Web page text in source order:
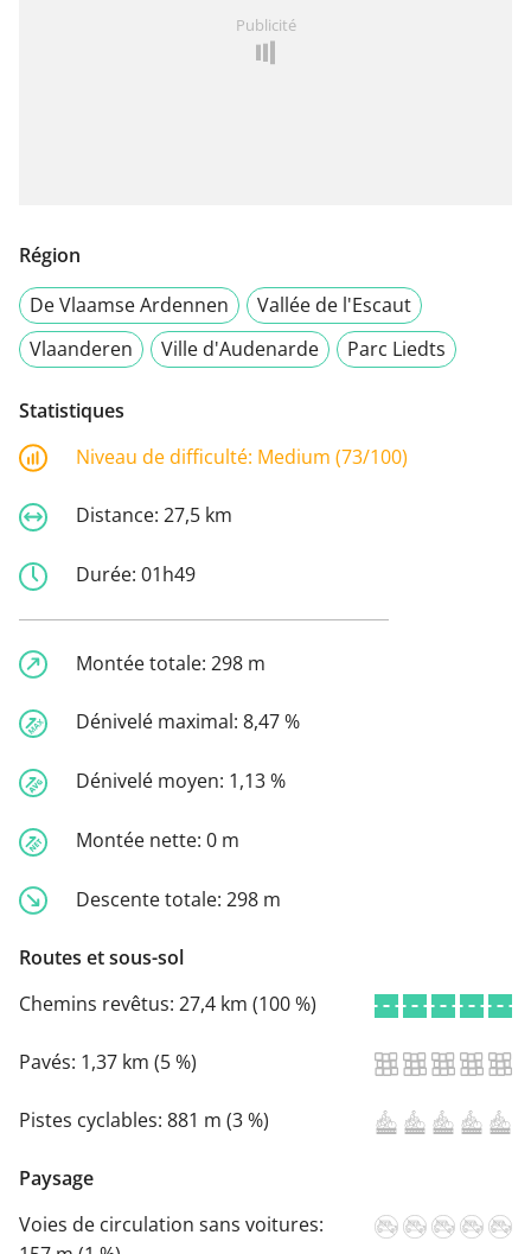
Publicité
Région
De Vlaamse Ardennen
Vallée de l'Escaut
Vlaanderen
Ville d'Audenarde Parc Liedts
Statistiques
Niveau de difficulté: Medium (73/100)
Distance: 27,5 km
Durée: 01h49
Montée totale: 298 m
Dénivelé maximal: 8,47 %
Dénivelé moyen: 1,13 %
Montée nette: 0 m
Descente totale: 298 m
Routes et sous-sol
Chemins revêtus: 27,4 km (100 %)
Pavés: 1,37 km (5 %)
Pistes cyclables: 881 m (3 %)
Paysage
Voies de circulation sans voitures: